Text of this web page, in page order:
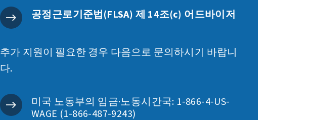
공정근로기준법(FLSA) 제 14조(c) 어드바이저
추가 지원이 필요한 경우 다음으로 문의하시기 바랍니
다.
미국 노동부의 임금·노동시간국: 1-866-4-US-
WAGE (1-866-487-9243)